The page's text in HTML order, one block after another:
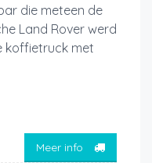
die meteen de
Land Rover werd
koffietruck met
Meer info